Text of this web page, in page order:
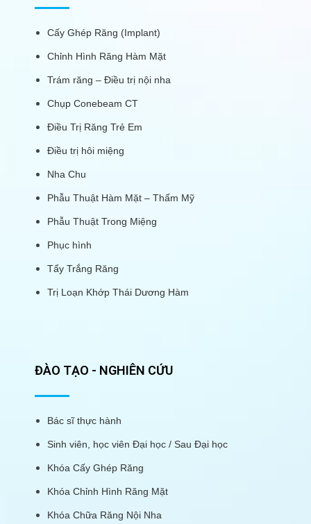
Cấy Ghép Răng (Implant)
Chỉnh Hình Răng Hàm Mặt
Trám răng – Điều trị nội nha
Chụp Conebeam CT
Điều Trị Răng Trẻ Em
Điều trị hôi miệng
Nha Chu
Phẫu Thuật Hàm Mặt – Thẩm Mỹ
Phẫu Thuật Trong Miệng
Phục hình
Tẩy Trắng Răng
Trị Loạn Khớp Thái Dương Hàm
ĐÀO TẠO - NGHIÊN CỨU
Bác sĩ thực hành
Sinh viên, học viên Đại học / Sau Đại học
Khóa Cấy Ghép Răng
Khóa Chỉnh Hình Răng Mặt
Khóa Chữa Răng Nội Nha